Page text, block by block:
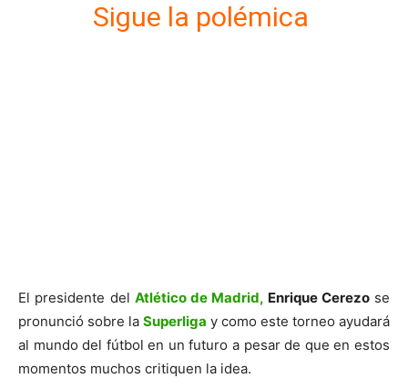
Sigue la polémica
El presidente del Atlético de Madrid, Enrique Cerezose
pronunció sobre la Superliga y como este torneo ayudará
al mundo del fútbol en un futuro a pesar de que en estos
momentos muchos critiquen la idea.